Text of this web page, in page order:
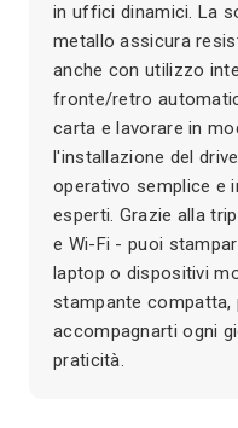
in uffici dinamici. La
metallo assicura
anche con utilizzo
fronte/retro
carta e lavorare in
l'installazione del
operativo semplice e
esperti. Grazie alla
e Wi-Fi - puoi
laptop o dispositivi
stampante
accompagnarti ogni
praticità.